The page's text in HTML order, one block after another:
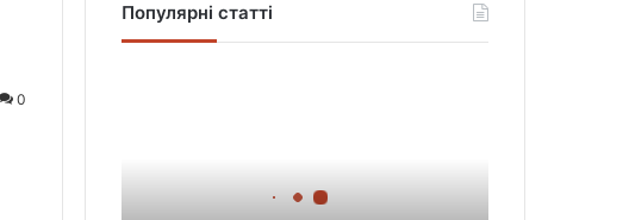
0
Популярні статті